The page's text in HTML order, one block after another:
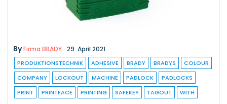
ByFirma BRADY 29. April 2021
PRODUKTIONSTECHNIK ADHESIVE BRADY BRADYS
COLOUR
COMPANY
LOCKOUT MACHINE PADLOCK
PADLOCKS
PRINT
PRINTFACE PRINTING SAFEKEY TAGOUT WITH